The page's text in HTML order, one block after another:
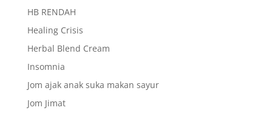
HB RENDAH
Healing Crisis
Herbal Blend Cream
Insomnia
Jom ajak anak suka makan sayur
Jom Jimat